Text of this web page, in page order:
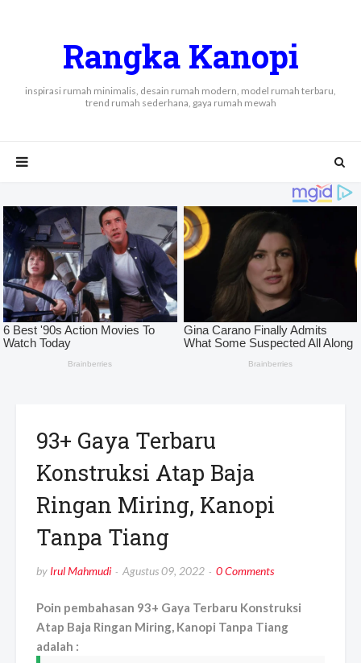
Rangka Kanopi
inspirasi rumah minimalis, desain rumah modern, model rumah terbaru,
trend rumah sederhana, gaya rumah mewah
93+ Gaya Terbaru
Konstruksi Atap Baja
Ringan Miring, Kanopi
Tanpa Tiang
by Irul Mahmudi Agustus 09, 2022 0 Comments
Poin pembahasan 93+ Gaya Terbaru Konstruksi
Atap Baja Ringan Miring, Kanopi Tanpa Tiang
adalah :